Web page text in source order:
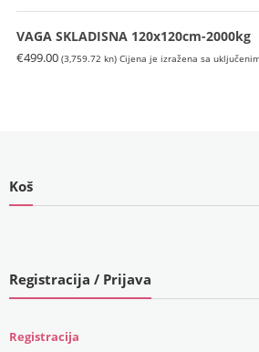
VAGA SKLADISNA 120x120cm-2000kg
€499.00 (3,759.72 kn) Cijena je izražena sa
Koš
Registracija / Prijava
Registracija